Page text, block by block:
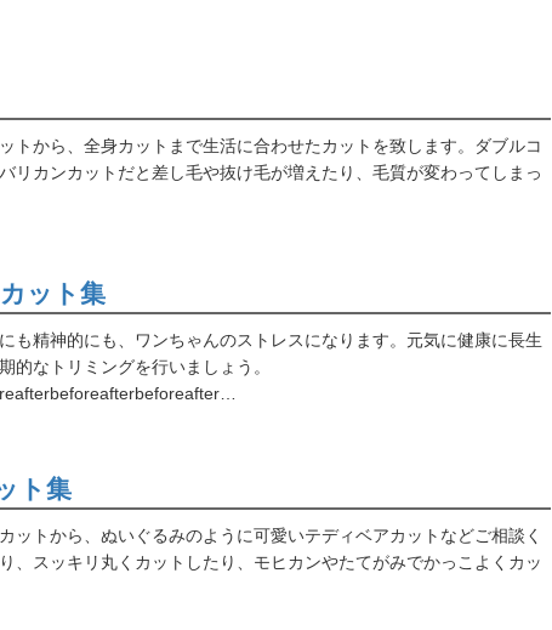
トから、全身カットまで生活に合わせたカットを致します。ダブルコ
リカンカットだと差し毛や抜け毛が増えたり、毛質が変わってしまっ
ット集
も精神的にも、ワンちゃんのストレスになります。元気に健康に長生
的なトリミングを行いましょう。
ト集
ットから、ぬいぐるみのように可愛いテディベアカットなどご相談く
、スッキリ丸くカットしたり、モヒカンやたてがみでかっこよくカッ